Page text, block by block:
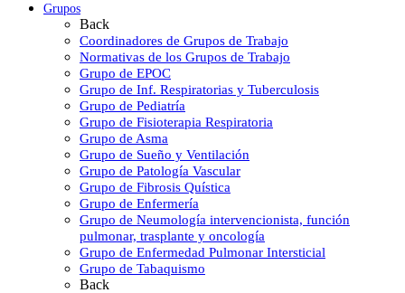
Grupos
Back
Coordinadores de Grupos de Trabajo
Normativas de los Grupos de Trabajo
Grupo de EPOC
Grupo de Inf. Respiratorias y Tuberculosis
Grupo de Pediatría
Grupo de Fisioterapia Respiratoria
Grupo de Asma
Grupo de Sueño y Ventilación
Grupo de Patología Vascular
Grupo de Fibrosis Quística
Grupo de Enfermería
Grupo de Neumología intervencionista, función
pulmonar, trasplante y oncología
Grupo de Enfermedad Pulmonar Intersticial
Grupo de Tabaquismo
Back